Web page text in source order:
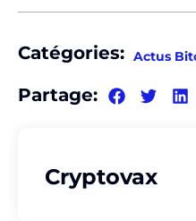
Catégories: Actus
Partage:
Cryptovax